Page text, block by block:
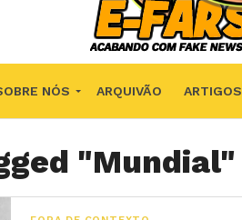
NÓS ARQUIVÃO ARTIGOS
"Mundial"